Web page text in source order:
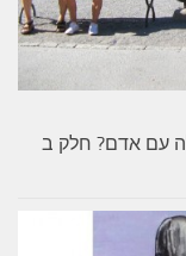
עם אדם? חלק ב